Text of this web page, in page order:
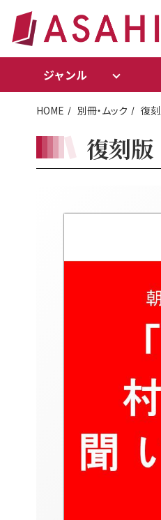
ジャンル
HOME 別冊・ムック 復刻
復刻版